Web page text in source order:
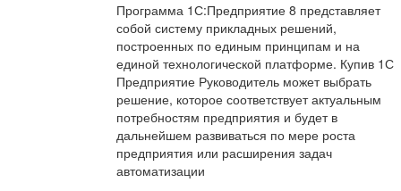
Программа 1С:Предприятие 8 представляет
собой систему прикладных решений,
построенных по единым принципам и на
единой технологической платформе. Купив 1С
Предприятие Руководитель может выбрать
решение, которое соответствует актуальным
потребностям предприятия и будет в
дальнейшем развиваться по мере роста
предприятия или расширения задач
автоматизации